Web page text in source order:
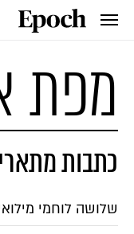
מפת
כתבות מתאריך 10 באוקטובר
שלושה לוחמי